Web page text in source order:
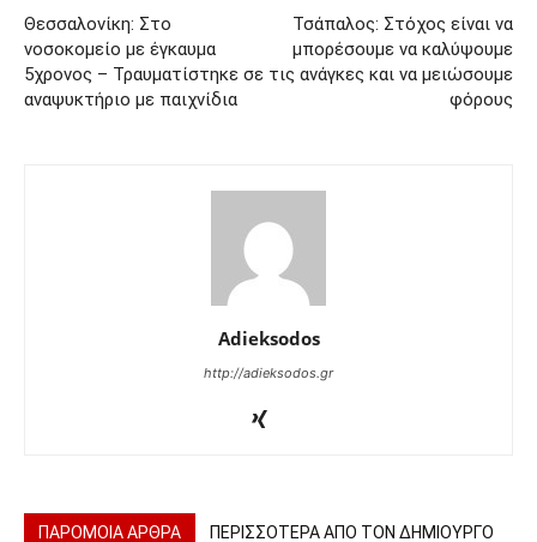
Θεσσαλονίκη: Στο
νοσοκομείο με έγκαυμα
5χρονος – Τραυματίστηκε σε
αναψυκτήριο με παιχνίδια
Τσάπαλος: Στόχος είναι να
μπορέσουμε να καλύψουμε
τις ανάγκες και να μειώσουμε
φόρους
Adieksodos
http://adieksodos.gr
ΠΑΡΟΜΟΙΑ ΑΡΘΡΑ ΠΕΡΙΣΣΟΤΕΡΑ ΑΠΟ ΤΟΝ ΔΗΜΙΟΥΡΓΟ